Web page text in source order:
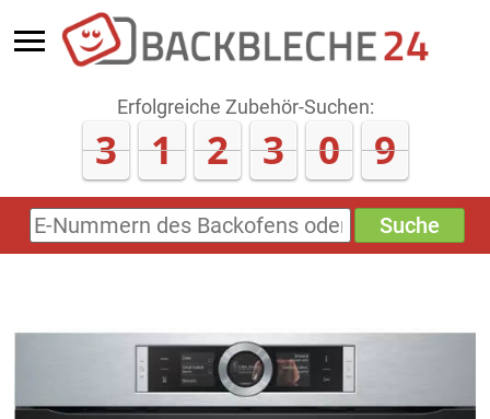
Erfolgreiche Zubehör-Suchen:
3 1 2 3 0 9
E-
Nummern
(keine
Suche